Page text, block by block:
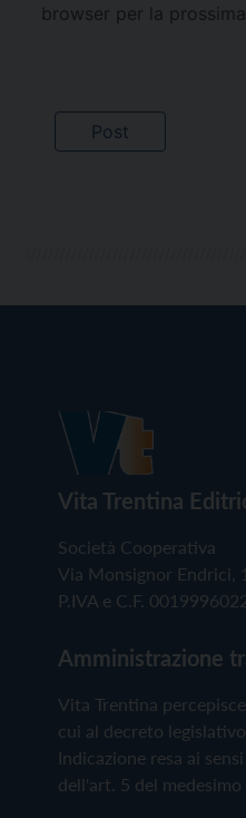
browser per la
Vita Trentina
Società Cooperativa
Via Monsignor Endrici,
P.IVA e C.F.
Amministrazione
Vita Trentina
cui al decreto
Indicazione resa ai
dell'art. 5 del medesimo